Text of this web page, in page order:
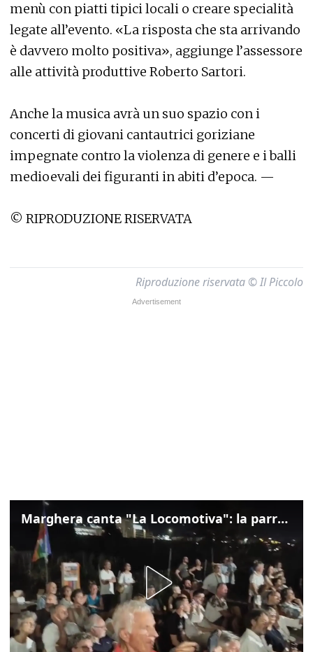
menù con piatti tipici locali o creare specialità
legate all’evento. «La risposta che sta arrivando
è davvero molto positiva», aggiunge l’assessore
alle attività produttive Roberto Sartori.
Anche la musica avrà un suo spazio con i
concerti di giovani cantautrici goriziane
impegnate contro la violenza di genere e i balli
medioevali dei figuranti in abiti d’epoca. —
© RIPRODUZIONE RISERVATA
Riproduzione riservata © Il Piccolo
Marghera canta "La Locomotiva": la parrocchia della Cita ricorda Guccini